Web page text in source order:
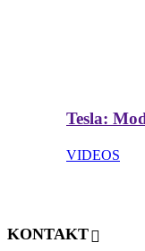
Tesla:
VIDEOS
KONTAKT